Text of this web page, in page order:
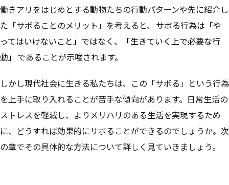
働きアリをはじめとする動物たちの行動パターンや先に紹介し
た「サボることのメリット」を考えると、 サボる行為は「や
ってはいけないこと」ではなく、「生きていく上で必要な行
動」 であることが示唆されます。
しかし現代社会に生きる私たちは、この「サボる」という行為
を上手に取り入れることが苦手な傾向があります。日常生活の
ストレスを軽減し、よりメリハリのある生活を実現するため
に、どうすれば効果的にサボることができるのでしょうか。次
の章でその具体的な方法について詳しく見ていきましょう。